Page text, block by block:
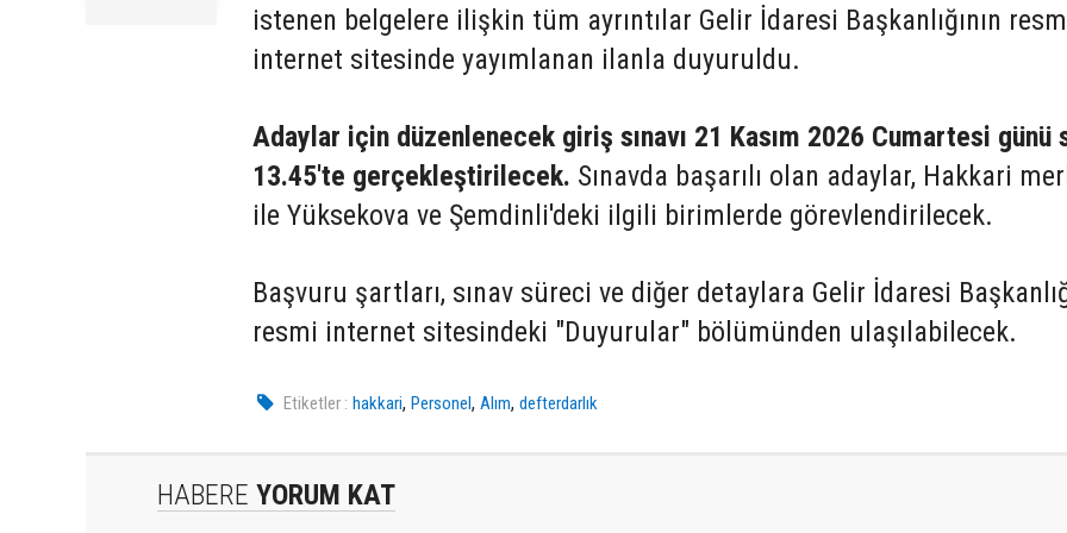
istenen belgelere ilişkin tüm ayrıntılar Gelir İdaresi Başkanlığının
internet sitesinde yayımlanan ilanla duyuruldu.
Adaylar için düzenlenecek giriş sınavı 21 Kasım 2026 Cumartesi günü
13.45'te gerçekleştirilecek. Sınavda başarılı olan adaylar, Hakkari
ile Yüksekova ve Şemdinli'deki ilgili birimlerde görevlendirilecek.
Başvuru şartları, sınav süreci ve diğer detaylara Gelir İdaresi
resmi internet sitesindeki "Duyurular" bölümünden ulaşılabilecek.
Etiketler : hakkari,Personel,Alım,defterdarlık
HABERE YORUM KAT